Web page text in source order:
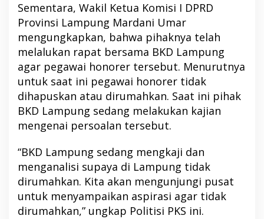
Sementara, Wakil Ketua Komisi I DPRD
Provinsi Lampung Mardani Umar
mengungkapkan, bahwa pihaknya telah
melalukan rapat bersama BKD Lampung
agar pegawai honorer tersebut. Menurutnya
untuk saat ini pegawai honorer tidak
dihapuskan atau dirumahkan. Saat ini pihak
BKD Lampung sedang melakukan kajian
mengenai persoalan tersebut.
“BKD Lampung sedang mengkaji dan
menganalisi supaya di Lampung tidak
dirumahkan. Kita akan mengunjungi pusat
untuk menyampaikan aspirasi agar tidak
dirumahkan,” ungkap Politisi PKS ini.